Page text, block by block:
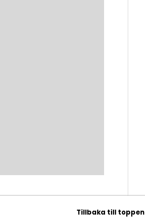
Tillbaka till toppen